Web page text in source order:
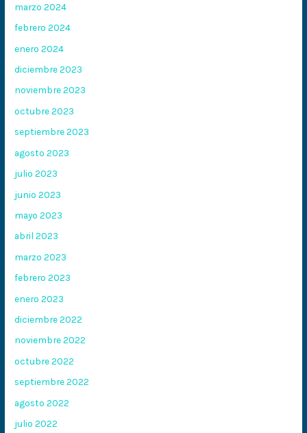
marzo 2024
febrero 2024
enero 2024
diciembre 2023
noviembre 2023
octubre 2023
septiembre 2023
agosto 2023
julio 2023
junio 2023
mayo 2023
abril 2023
marzo 2023
febrero 2023
enero 2023
diciembre 2022
noviembre 2022
octubre 2022
septiembre 2022
agosto 2022
julio 2022